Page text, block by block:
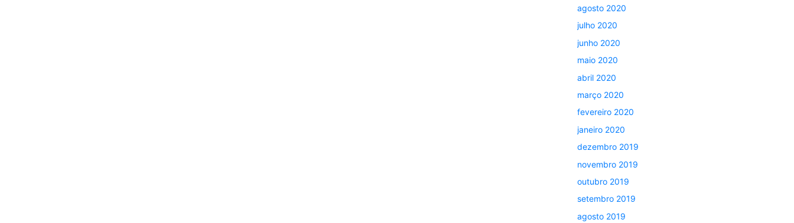
agosto 2020
julho 2020
junho 2020
maio 2020
abril 2020
março 2020
fevereiro 2020
janeiro 2020
dezembro 2019
novembro 2019
outubro 2019
setembro 2019
agosto 2019